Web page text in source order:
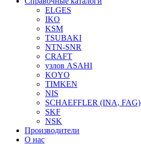
ELGES
IKO
KSM
TSUBAKI
NTN-SNR
CRAFT
узлов ASAHI
KOYO
TIMKEN
NIS
SCHAEFFLER (INA, FAG)
SKF
NSK
Производители
О нас